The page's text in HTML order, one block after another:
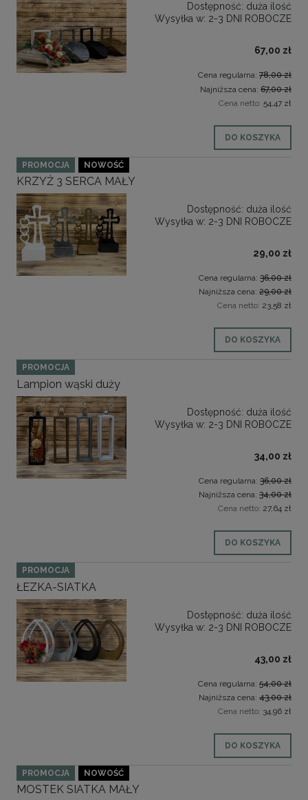
Dostępność: duża ilość
Wysyłka w: 2-3 DNI ROBOCZE
67,00 zł
Cena regularna: 78,00 zł
Najniższa cena: 67,00 zł
Cena netto: 54,47 zł
DO KOSZYKA
KRZYŻ 3 SERCA MAŁY
Dostępność: duża ilość
Wysyłka w: 2-3 DNI ROBOCZE
29,00 zł
Cena regularna: 36,00 zł
Najniższa cena: 29,00 zł
Cena netto: 23,58 zł
DO KOSZYKA
PROMOCJA NOWOŚĆ
Lampion wąski duży
Dostępność: duża ilość
Wysyłka w: 2-3 DNI ROBOCZE
34,00 zł
Cena regularna: 36,00 zł
Najniższa cena: 34,00 zł
Cena netto: 27,64 zł
DO KOSZYKA
PROMOCJA
ŁEZKA-SIATKA
Dostępność: duża ilość
Wysyłka w: 2-3 DNI ROBOCZE
43,00 zł
Cena regularna: 54,00 zł
Najniższa cena: 43,00 zł
Cena netto: 34,96 zł
DO KOSZYKA
PROMOCJA
MOSTEK SIATKA MAŁY
PROMOCJA NOWOŚĆ